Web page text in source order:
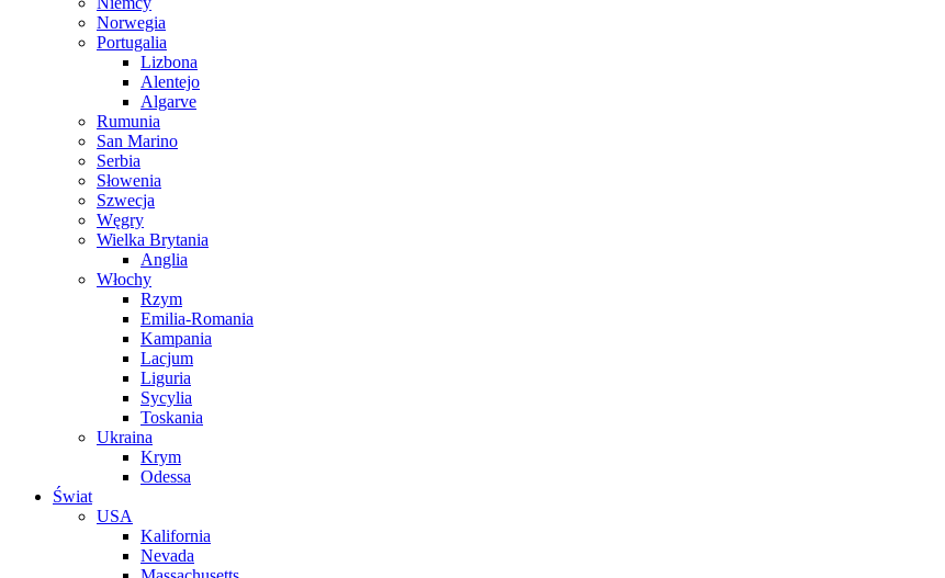
Norwegia
Portugalia
Lizbona
Alentejo
Algarve
Rumunia
San Marino
Serbia
Słowenia
Szwecja
Węgry
Wielka Brytania
Anglia
Włochy
Rzym
Emilia-Romania
Kampania
Lacjum
Liguria
Sycylia
Toskania
Ukraina
Krym
Odessa
Świat
USA
Kalifornia
Nevada